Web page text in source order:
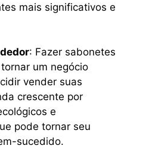
mais significativos e
: Fazer sabonetes
um negócio
vender suas
crescente por
e
pode tornar seu
sucedido.